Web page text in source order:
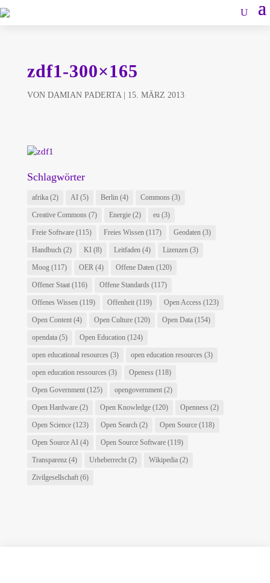
zdf1-300×165
VON DAMIAN PADERTA| 15. MÄRZ 2013
Schlagwörter
afrika(2) AI(5) Berlin(4) Commons(3)
Creative Commons(7) Energie(2) eu(3)
Freie Software(115) Freies Wissen(117) Geodaten(3)
Handbuch(2) KI(8) Leitfaden(4) Lizenzen(3)
Moog(117) OER(4) Offene Daten(120)
Offener Staat(116) Offene Standards(117)
Offenes Wissen(119) Offenheit(119) Open Access(123)
Open Content(4) Open Culture(120) Open Data(154)
opendata(5) Open Education(124)
open educational resources(3) open education resources(3)
open education ressources(3) Openess(118)
Open Government(125) opengovernment(2)
Open Hardware(2) Open Knowledge(120) Openness(2)
Open Science(123) Open Search(2) Open Source(118)
Open Source AI(4) Open Source Software(119)
Transparenz(4) Urheberrecht(2) Wikipedia(2)
Zivilgesellschaft(6)